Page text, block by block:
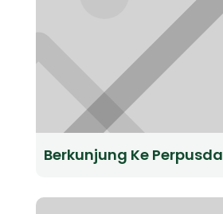
Berkunjung Ke Perpusda